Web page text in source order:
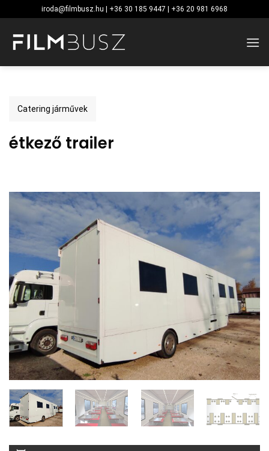
to
content
iroda@filmbusz.hu | +36 30 185 9447 | +36 20 981 6968
Catering járművek
étkező trailer